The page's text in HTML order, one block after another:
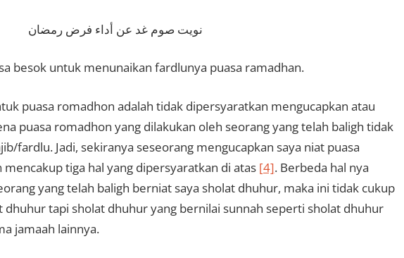
نويت صوم غد عن أداء فرض رمضان
besok untuk menunaikan fardlunya puasa ramadhan.
puasa romadhon adalah tidak dipersyaratkan mengucapkan atau
puasa romadhon yang dilakukan oleh seorang yang telah baligh tidak
fardlu. Jadi, sekiranya seseorang mengucapkan saya niat puasa
tiga hal yang dipersyaratkan di atas [4]. Berbeda hal nya
yang telah baligh berniat saya sholat dhuhur, maka ini tidak cukup
dhuhur tapi sholat dhuhur yang bernilai sunnah seperti sholat dhuhur
jamaah lainnya.